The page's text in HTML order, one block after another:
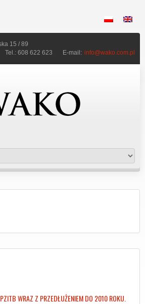
15 / 89
Tel.: 608 622 623
E-mail: info@wako.com.pl
WRAZ Z PRZEDŁUŻENIEM DO 2010 ROKU.